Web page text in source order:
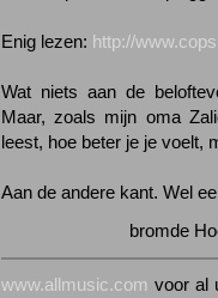
Enig lezen: http://
Wat niets aan de
Maar, zoals mijn oma
leest, hoe beter je je voelt,
Aan de andere kant. Wel
bromde
www.allmusic.com voor al